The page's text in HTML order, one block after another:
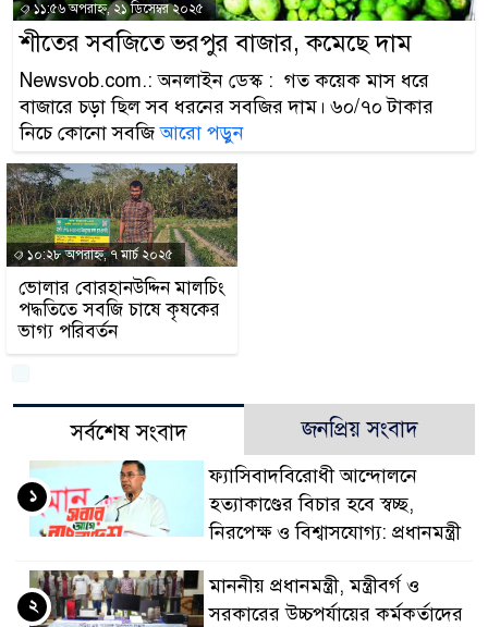
মিরপুর মডেল থানার
মাদক কারবারি গ্রেফতার
২৮ লাখ টাকার জাল
থানা পুলিশ
জড়িত কিশোর গ্যাংয়ের চার
ডাকাতির প্রস্তুতিকালে
থানা পুলিশ
১১:৫৬ অপরাহ্ন, ২১ ডিসেম্বর ২০২৫
শীতের সবজিতে ভরপুর বাজার, কমেছে দাম
Newsvob.com.: অনলাইন ডেস্ক : গত কয়েক মাস ধরে
বাজারে চড়া ছিল সব ধরনের সবজির দাম। ৬০/৭০ টাকার
নিচে কোনো সবজিআরো পড়ুন
১০:২৮ অপরাহ্ন, ৭ মার্চ ২০২৫
ভোলার বোরহানউদ্দিন মালচিং
পদ্ধতিতে সবজি চাষে কৃষকের
ভাগ্য পরিবর্তন
সর্বশেষ সংবাদ জনপ্রিয় সংবাদ
ফ্যাসিবাদবিরোধী আন্দোলনে
হত্যাকাণ্ডের বিচার হবে স্বচ্ছ,
নিরপেক্ষ ও বিশ্বাসযোগ্য: প্রধানমন্ত্রী
১
মাননীয় প্রধানমন্ত্রী, মন্ত্রীবর্গ ও
সরকারের উচ্চপর্যায়ের কর্মকর্তাদের
২